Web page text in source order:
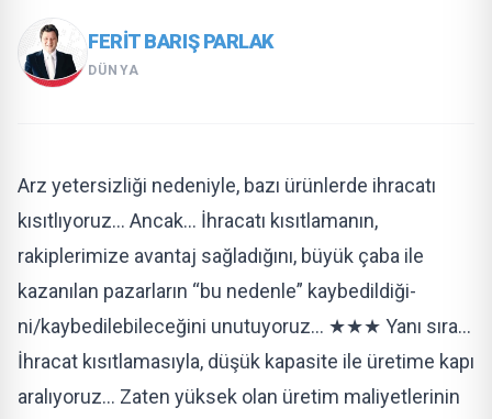
FERIT BARIŞ PARLAK
DÜNYA
Arz yetersizliği nedeniyle, bazı ürün­lerde ihracatı
kısıtlıyoruz… Ancak… İhracatı kısıtlamanın,
rakiplerimize avantaj sağladığını, büyük çaba ile
kazanı­lan pazarların “bu nedenle” kaybedildiği­
ni/kaybedilebileceğini unutuyoruz… ★★★ Yanı sıra…
İhracat kısıtlamasıyla, düşük kapasite ile üretime kapı
aralıyoruz… Zaten yüksek olan üretim maliyetlerinin